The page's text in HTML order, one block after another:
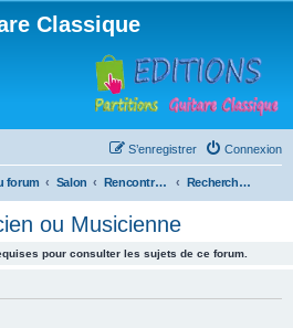
Classique
Connexion
S’enregistrer
forum Salon Rencontres musicales Recherche de Musicien ou Musicienne
ou Musicienne
pour consulter les sujets de ce forum.